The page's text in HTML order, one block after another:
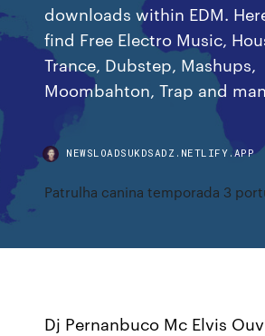
downloads within EDM.
find Free Electro Music,
Trance, Dubstep, Mashups,
Moombahton, Trap and
NEWSLOADSUKDSADZ.NETLIFY.APP
Patrulha canina temporada 3
Dj Pernanbuco Mc Elvis